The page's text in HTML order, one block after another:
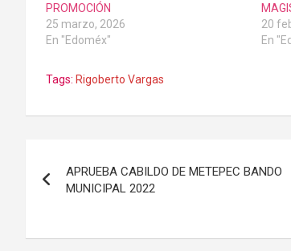
PROMOCIÓN
25 marzo, 2026
En "Edoméx"
20
En
Tags: Rigoberto Vargas
de
APRUEBA CABILDO DE METEPEC BANDO
MUNICIPAL 2022